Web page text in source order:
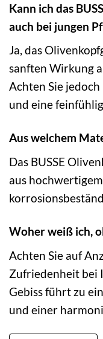
Kann ich das
auch bei jungen
Ja, das
sanften Wirkung
Achten Sie
und eine
Aus welchem
Das BUSSE
aus
Woher weiß ich,
Achten Sie auf
Zufriedenheit bei
Gebiss führt zu
und einer